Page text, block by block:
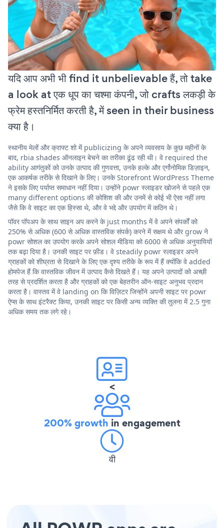
यदि आप अभी भी find it unbelievable हैं, तो take
a look at एक धूप का चश्मा कंपनी, जो crafts लकड़ी के
फ्रेम हस्तनिर्मित करती है, में seen in their business
क्या है।
स्थानीय मेलों और क्राफ्ट शो में publicizing के अपने व्यवसाय के कुछ महीनों के
बाद, rbia shades ऑनलाइन बेचने का तरीका ढूंढ रही थी। वे required the
ability आगंतुकों को उनके उत्पाद की गुणवत्ता, उनके हल्के और एर्गोनोमिक डिज़ाइन,
एक आकर्षक तरीके से दिखाने के लिए। उनके Storefront WordPress Theme
ने इसके लिए पर्याप्त समाधान नहीं दिया। उन्होंने powr स्लाइडर खोजने से पहले एक
many different options की कोशिश की और उनमें से कोई भी ऐसा नहीं लगा
जैसे कि वे साइट का एक हिस्सा थे, और वे भद्दे और उपयोग में कठिन थे।
पॉवर पॉपअप के साथ साइन अप करने के just months में वे अपने संपर्कों को
250% से अधिक (600 से अधिक वास्तविक संपर्क) करने में सक्षम थे और grow ने
powr सोशल का उपयोग करके अपने सोशल मीडिया को 6000 से अधिक अनुयायियों
तक बढ़ा दिया है। उनकी साइट पर फ़ीड। वे steadily powr स्लाइडर अपने
ग्राहकों को शीघ्रता से दिखाने के लिए एक दृश्य तरीके के रूप में हैं क्योंकि वे added
होमपेज हैं कि वास्तविक जीवन में उत्पाद कैसे दिखते हैं। यह अपने उत्पादों को अच्छी
तरह से प्रदर्शित करता है और ग्राहकों को एक बेहतरीन ऑन-साइट अनुभव प्रदान
करता है। वास्तव में वे landing on कि विज़िटर जिन्होंने अपनी साइट पर powr
ऐप्स के साथ इंटरैक्ट किया, उनकी साइट पर किसी अन्य व्यक्ति की तुलना में 2.5 गुना
अधिक समय तक लगे रहे।
<
200% growth in engagement
वी